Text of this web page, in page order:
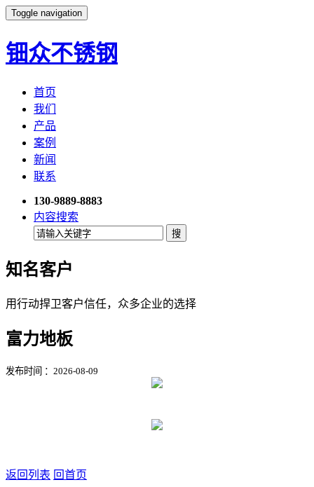
Toggle navigation
钿众不锈钢
首页
我们
产品
案例
新闻
联系
130-9889-8883
内容搜索
知名客户
用行动捍卫客户信任，众多企业的选择
富力地板
发布时间 ：2026-08-09
返回列表 回首页